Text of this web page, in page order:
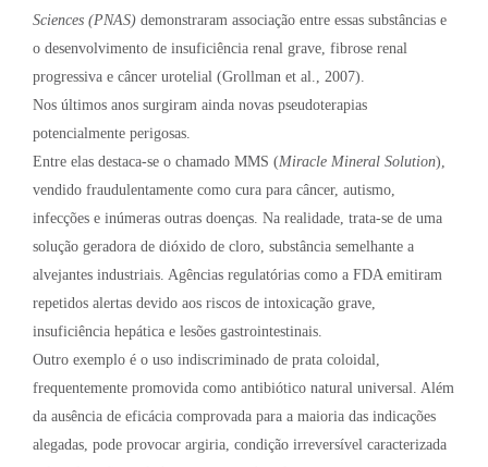
Sciences (PNAS) demonstraram associação entre essas substâncias e
o desenvolvimento de insuficiência renal grave, fibrose renal
progressiva e câncer urotelial (Grollman et al., 2007).
Nos últimos anos surgiram ainda novas pseudoterapias
potencialmente perigosas.
Entre elas destaca-se o chamado MMS (Miracle Mineral Solution),
vendido fraudulentamente como cura para câncer, autismo,
infecções e inúmeras outras doenças. Na realidade, trata-se de uma
solução geradora de dióxido de cloro, substância semelhante a
alvejantes industriais. Agências regulatórias como a FDA emitiram
repetidos alertas devido aos riscos de intoxicação grave,
insuficiência hepática e lesões gastrointestinais.
Outro exemplo é o uso indiscriminado de prata coloidal,
frequentemente promovida como antibiótico natural universal. Além
da ausência de eficácia comprovada para a maioria das indicações
alegadas, pode provocar argiria, condição irreversível caracterizada